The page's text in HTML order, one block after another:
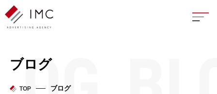
座談
ブログ
TOP ブログ